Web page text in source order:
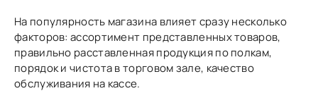
На популярность магазина влияет сразу несколько
факторов: ассортимент представленных товаров,
правильно расставленная продукция по полкам,
порядок и чистота в торговом зале, качество
обслуживания на кассе.